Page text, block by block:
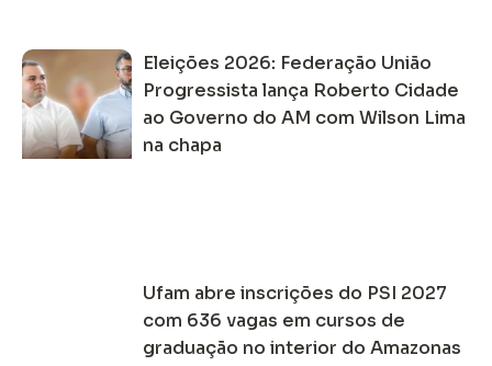
Eleições 2026: Federação União
Progressista lança Roberto Cidade
ao Governo do AM com Wilson Lima
na chapa
Ufam abre inscrições do PSI 2027
com 636 vagas em cursos de
graduação no interior do Amazonas